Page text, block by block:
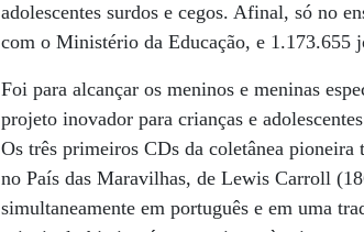
adolescentes surdos e cegos. Afinal, só no
com o Ministério da Educação, e 1.173.655
Foi para alcançar os meninos e meninas
projeto inovador para crianças e
Os três primeiros CDs da coletânea
no País das Maravilhas, de Lewis Carroll
simultaneamente em português e em uma